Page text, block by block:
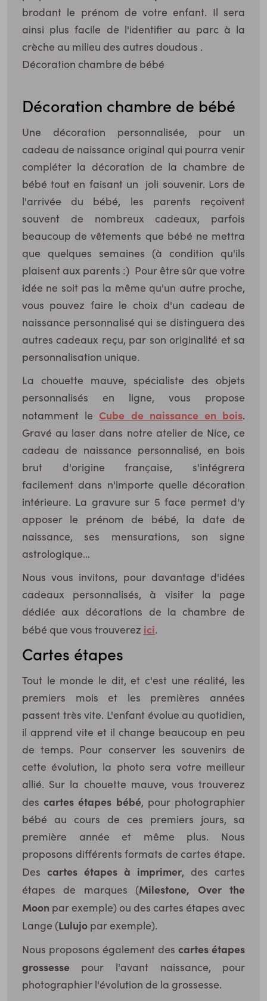
brodant le prénom de votre enfant. Il sera
ainsi plus facile de l'identifier au parc à la
crèche au milieu des autres doudous .
Décoration chambre de bébé
Décoration chambre de bébé
Une décoration personnalisée, pour un
cadeau de naissance original qui pourra venir
compléter la décoration de la chambre de
bébé tout en faisant un joli souvenir. Lors de
l'arrivée du bébé, les parents reçoivent
souvent de nombreux cadeaux, parfois
beaucoup de vêtements que bébé ne mettra
que quelques semaines (à condition qu'ils
plaisent aux parents :) Pour être sûr que votre
idée ne soit pas la même qu'un autre proche,
vous pouvez faire le choix d'un cadeau de
naissance personnalisé qui se distinguera des
autres cadeaux reçu, par son originalité et sa
personnalisation unique.
La chouette mauve, spécialiste des objets
personnalisés en ligne, vous propose
notamment le Cube de naissance en bois.
Gravé au laser dans notre atelier de Nice, ce
cadeau de naissance personnalisé, en bois
brut d'origine française, s'intégrera
facilement dans n'importe quelle décoration
intérieure. La gravure sur 5 face permet d'y
apposer le prénom de bébé, la date de
naissance, ses mensurations, son signe
astrologique...
Nous vous invitons, pour davantage d'idées
cadeaux personnalisés, à visiter la page
dédiée aux décorations de la chambre de
bébé que vous trouverez ici.
Cartes étapes
Tout le monde le dit, et c'est une réalité, les
premiers mois et les premières années
passent très vite. L'enfant évolue au quotidien,
il apprend vite et il change beaucoup en peu
de temps. Pour conserver les souvenirs de
cette évolution, la photo sera votre meilleur
allié. Sur la chouette mauve, vous trouverez
descartes étapes bébé, pour photographier
bébé au cours de ces premiers jours, sa
première année et même plus. Nous
proposons différents formats de cartes étape.
Des cartes étapes à imprimer, des cartes
étapes de marques (Milestone, Over the
Moon par exemple) ou des cartes étapes avec
Lange (Lulujopar exemple).
Nous proposons également descartes étapes
grossessepour l'avant naissance, pour
photographier l'évolution de la grossesse.